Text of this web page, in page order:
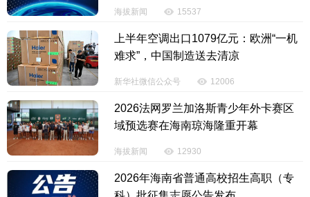
海拔新闻 15537
上半年空调出口1079亿元：欧洲“一机
难求”，中国制造送去清凉
新华社微信公众号 12006
2026法网罗兰加洛斯青少年外卡赛区
域预选赛在海南琼海隆重开幕
海拔新闻 12930
2026年海南省普通高校招生高职（专